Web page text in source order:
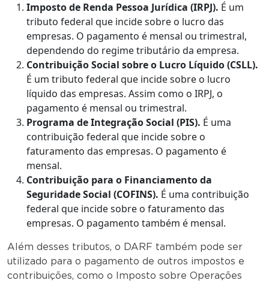
Imposto de Renda Pessoa Jurídica (IRPJ). É um
tributo federal que incide sobre o lucro das
empresas. O pagamento é mensal ou trimestral,
dependendo do regime tributário da empresa.
Contribuição Social sobre o Lucro Líquido (CSLL).
É um tributo federal que incide sobre o lucro
líquido das empresas. Assim como o IRPJ, o
pagamento é mensal ou trimestral.
Programa de Integração Social (PIS). É uma
contribuição federal que incide sobre o
faturamento das empresas. O pagamento é
mensal.
Contribuição para o Financiamento da
Seguridade Social (COFINS). É uma contribuição
federal que incide sobre o faturamento das
empresas. O pagamento também é mensal.
Além desses tributos, o DARF também pode ser
utilizado para o pagamento de outros impostos e
contribuições, como o Imposto sobre Operações